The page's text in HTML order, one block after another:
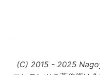
(C) 2015 - 2025